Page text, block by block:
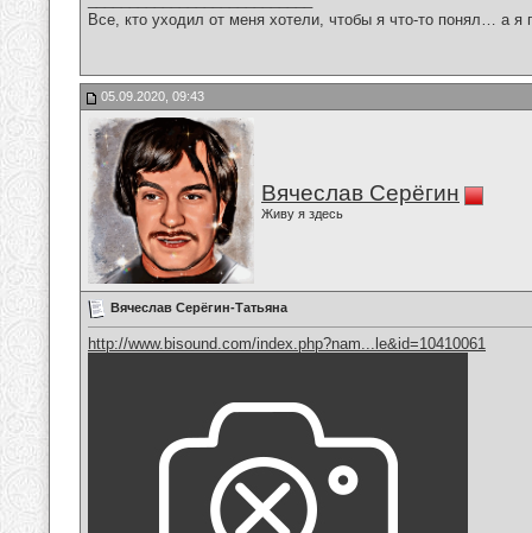
Все, кто уходил от меня хотели, чтобы я что-то понял… а
05.09.2020, 09:43
Вячеслав Серёгин
Живу я здесь
Вячеслав Серёгин-Татьяна
http://www.bisound.com/index.php?nam...le&id=10410061